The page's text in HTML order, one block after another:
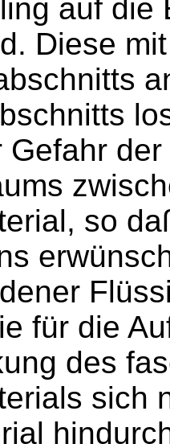
auf die
Diese
Gefahr
so
für die
des
sich